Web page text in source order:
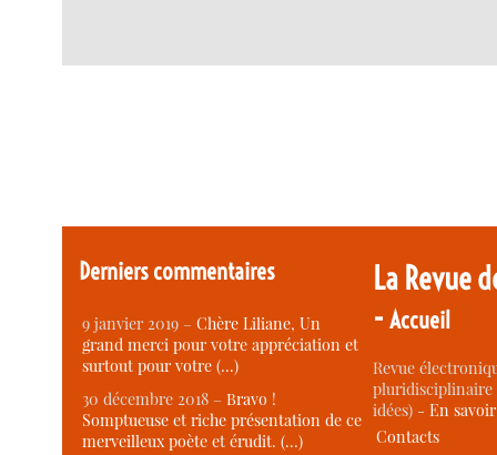
Derniers commentaires
9 janvier 2019 –Chère Liliane, Un
grand merci pour votre appréciation et
surtout pour votre (…)
30 décembre 2018 –Bravo !
Somptueuse et riche présentation de ce
merveilleux poète et érudit. (…)
La Revue
-Accueil
Revue
idées) -En
Contacts